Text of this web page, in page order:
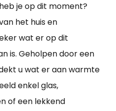
je op dit moment?
het huis en
wat er op dit
is. Geholpen door een
u wat er aan warmte
enkel glas,
of een lekkend